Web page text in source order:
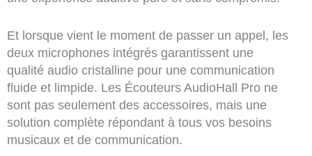
Et lorsque vient le moment de passer un appel, les
deux microphones intégrés garantissent une
qualité audio cristalline pour une communication
fluide et limpide. Les Écouteurs AudioHall Pro ne
sont pas seulement des accessoires, mais une
solution complète répondant à tous vos besoins
musicaux et de communication.